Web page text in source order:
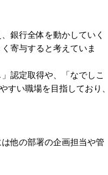
銀行全体を動かしていく
寄与すると考えていま
認定取得や、「なでしこ
すい職場を目指しており、
他の部署の企画担当や管